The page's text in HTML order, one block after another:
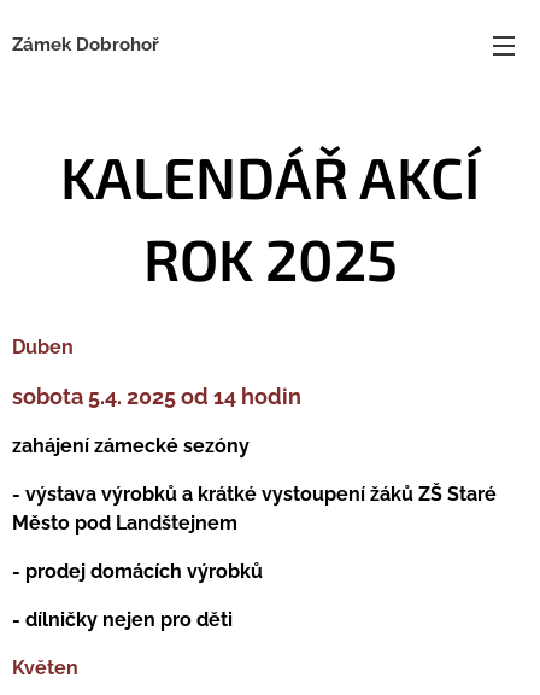
Zámek Dobrohoř
KALENDÁŘ AKCÍ
ROK 2025
Duben
sobota 5.4. 2025 od 14 hodin
zahájení zámecké sezóny
- výstava výrobků a krátké vystoupení žáků ZŠ Staré
Město pod Landštejnem
- prodej domácích výrobků
- dílničky nejen pro děti
Květen